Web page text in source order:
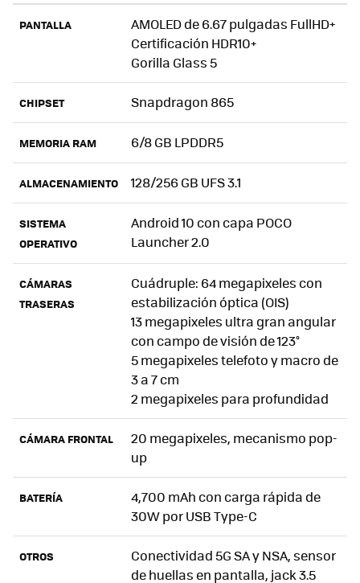
PANTALLA
AMOLED de 6.67 pulgadas FullHD+
Certificación HDR10+
Gorilla Glass 5
CHIPSET Snapdragon 865
MEMORIA RAM 6/8 GB LPDDR5
ALMACENAMIENTO 128/256 GB UFS 3.1
SISTEMA
OPERATIVO
Android 10 con capa POCO
Launcher 2.0
CÁMARAS
TRASERAS
Cuádruple: 64 megapixeles con
estabilización óptica (OIS)
13 megapixeles ultra gran angular
con campo de visión de 123°
5 megapixeles telefoto y macro de
3 a 7 cm
2 megapixeles para profundidad
CÁMARA FRONTAL
20 megapixeles, mecanismo pop-
up
BATERÍA
4,700 mAh con carga rápida de
30W por USB Type-C
OTROS
Conectividad 5G SA y NSA, sensor
de huellas en pantalla, jack 3.5